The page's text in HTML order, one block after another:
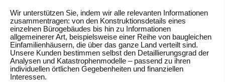
Wir unterstützen Sie, indem wir alle relevanten Informationen
zusammentragen: von den Konstruktionsdetails eines
einzelnen Bürogebäudes bis hin zu Informationen
allgemeinerer Art, beispielsweise einer Reihe von baugleichen
Einfamilienhäusern, die über das ganze Land verteilt sind.
Unsere Kunden bestimmen selbst den Detaillierungsgrad der
Analysen und Katastrophenmodelle – passend zu ihren
individuellen örtlichen Gegebenheiten und finanziellen
Interessen.